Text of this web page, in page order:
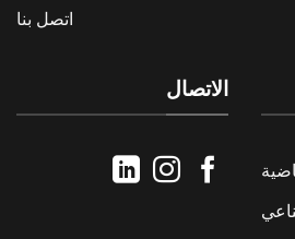
اتصل بنا
الاتصال